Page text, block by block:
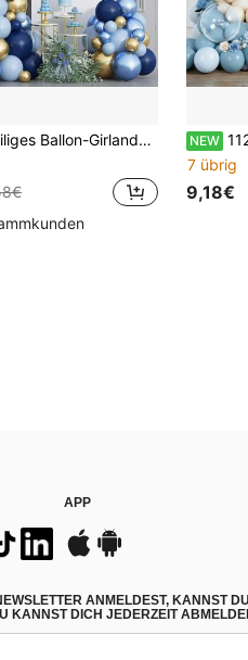
Gold, Marineblau, Hellblau, Metallic-Gold, Macaron-Blau mit Konfetti-Ballons, Aluminiumfolienballons für Geburtstags-, Hochzeits- und Abschlussfeier-Dekoration
NEW 112 Stücke Haze Blau &
7 übrig
9,18€
APP
ANMELDEST, KANNST
KANNST DICH JEDERZEIT